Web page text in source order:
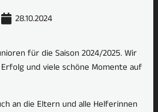
28.10.2024
für die Saison 2024/2025. Wir
und viele schöne Momente auf
an die Eltern und alle Helferinnen